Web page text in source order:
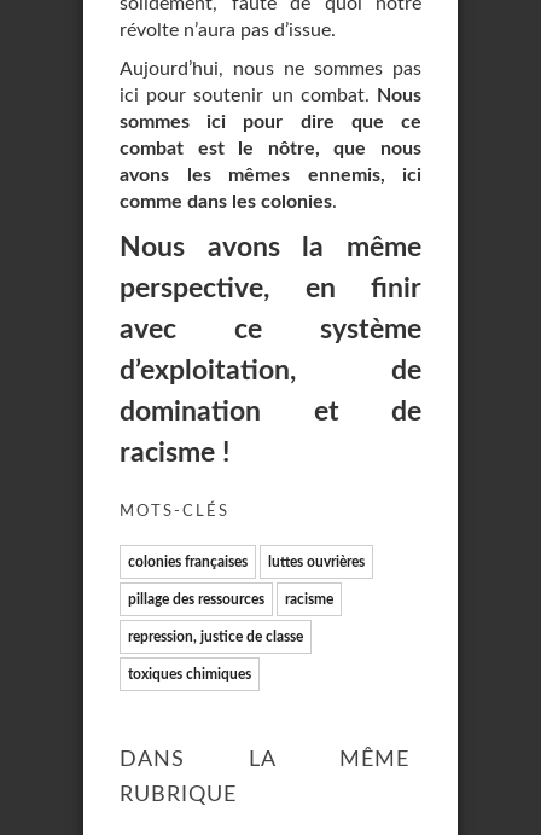
révolte n’aura pas d’issue.
Aujourd’hui, nous ne sommes pas
ici pour soutenir un combat.
Nous
sommes ici pour dire que ce
combat est le nôtre, que nous
avons les mêmes ennemis, ici
comme dans les colonies.
Nous avons la même
perspective, en finir
avec ce système
d’exploitation, de
domination et de
racisme !
MOTS-CLÉS
colonies françaises luttes ouvrières
pillage des ressources racisme
repression, justice de classe
toxiques chimiques
DANS LA MÊME
RUBRIQUE